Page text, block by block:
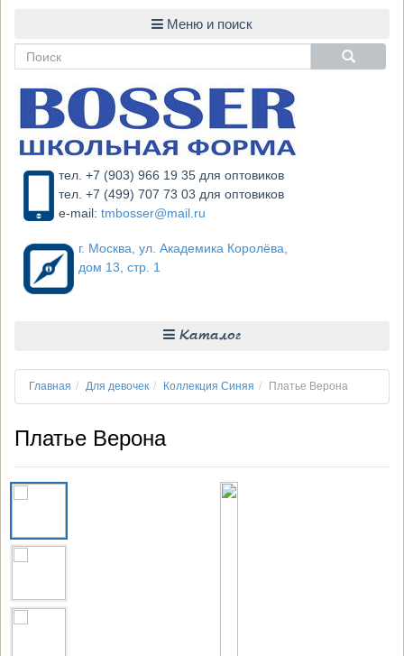
тел. +7 (903) 966 19 35 для оптовиков
тел. +7 (499) 707 73 03 для оптовиков
e-mail: tmbosser@mail.ru
г. Москва, ул. Академика Королёва,
дом 13, стр. 1
Каталог
Главная Для девочек Коллекция Синяя Платье Верона
Платье Верона